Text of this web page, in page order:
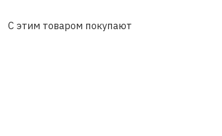
С этим товаром покупают